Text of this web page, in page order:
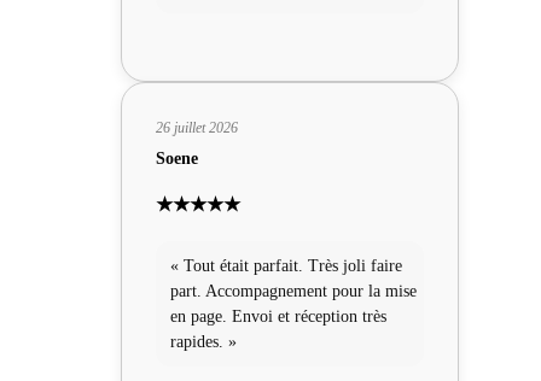
26 juillet 2026
Soene
★★★★★
« Tout était parfait. Très joli faire
part. Accompagnement pour la mise
en page. Envoi et réception très
rapides. »